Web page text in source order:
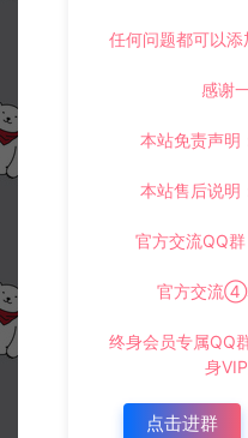
©版
本站资源售价只是赞助，收取
如果本站有侵犯、不妥之处
本站提供的所有资源仅供参
侵权联系邮箱：
阿泽源码网 定制后台
任何问题都可以添
感谢
本站免责声明
本站售后说明
官方交流QQ
官方交流④
终身会员专属QQ
身
点击进群